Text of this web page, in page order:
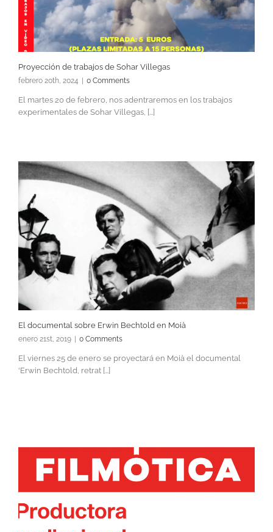
Proyección de trabajos de Sohar Villegas
febrero 20th, 2024 0 Comments
El martes 20 de febrero, nos adentraremos en los trabajos
experimentales de Sohar Villegas, [...]
El documental sobre Erwin Bechtold en Moià
enero 21st, 2019 0 Comments
El viernes 25 de enero se proyectará en Moià el documental
'Erwin Bechtold, retrat [...]